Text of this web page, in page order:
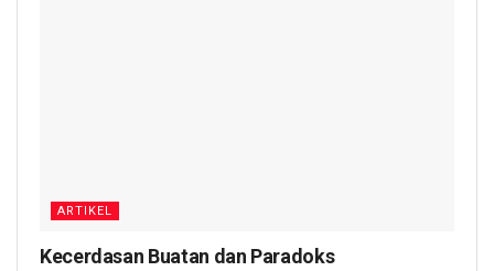
ARTIKEL
Kecerdasan Buatan dan Paradoks